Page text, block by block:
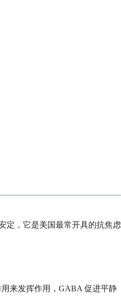
定，它是美国最常开具的抗焦虑
来发挥作用，GABA 促进平静